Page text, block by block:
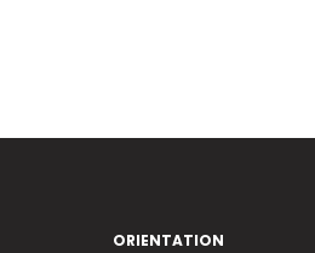
ORIENTATION